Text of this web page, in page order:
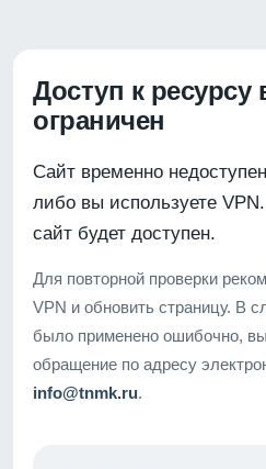
Доступ к ресурсу
ограничен
Сайт временно
либо вы используете
сайт будет доступен.
Для повторной проверки
VPN и обновить страницу. В
было применено ошибочно,
обращение по адресу
info@tnmk.ru.